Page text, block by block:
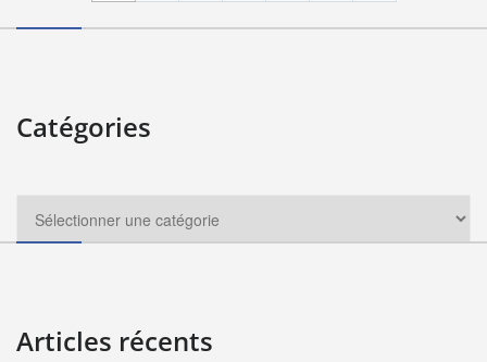
Catégories
Articles récents